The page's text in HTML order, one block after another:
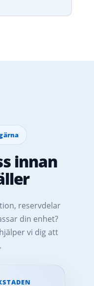
innan
reservdelar
din enhet?
vi dig att